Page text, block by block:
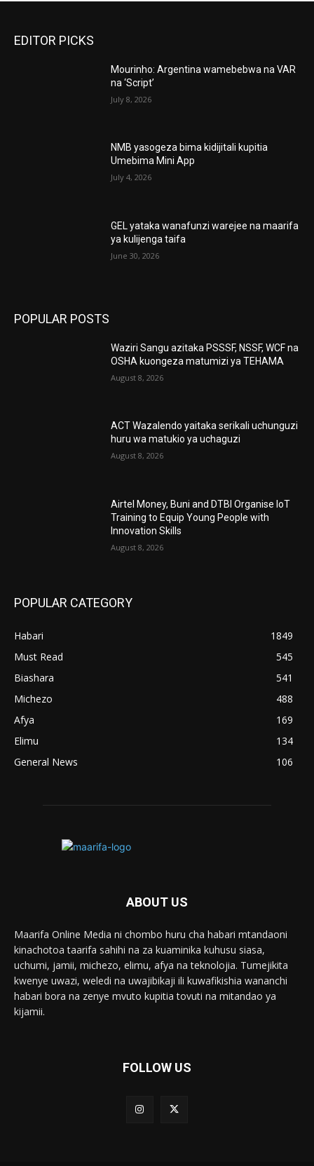
EDITOR PICKS
Mourinho: Argentina wamebebwa na VAR
na ‘Script’
July 8, 2026
NMB yasogeza bima kidijitali kupitia
Umebima Mini App
July 4, 2026
GEL yataka wanafunzi warejee na maarifa
ya kulijenga taifa
June 30, 2026
POPULAR POSTS
Waziri Sangu azitaka PSSSF, NSSF, WCF na
OSHA kuongeza matumizi ya TEHAMA
August 8, 2026
ACT Wazalendo yaitaka serikali uchunguzi
huru wa matukio ya uchaguzi
August 8, 2026
Airtel Money, Buni and DTBI Organise IoT
Training to Equip Young People with
Innovation Skills
August 8, 2026
POPULAR CATEGORY
Habari
1849
Must Read
545
Biashara
541
Michezo
488
Afya
169
Elimu
134
General News
106
ABOUT US
Maarifa Online Media ni chombo huru cha habari mtandaoni
kinachotoa taarifa sahihi na za kuaminika kuhusu siasa,
uchumi, jamii, michezo, elimu, afya na teknolojia. Tumejikita
kwenye uwazi, weledi na uwajibikaji ili kuwafikishia wananchi
habari bora na zenye mvuto kupitia tovuti na mitandao ya
kijamii.
FOLLOW US